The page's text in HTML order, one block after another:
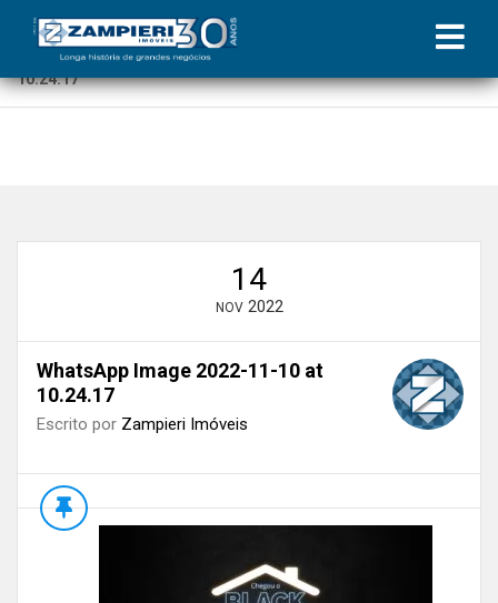
Início»Blog»Black November: Zampieri Imóveis inicia campanha
com ofertas exclusivas»WhatsApp Image 2022-11-10 at
10.24.17
14
NOV 2022
WhatsApp Image 2022-11-10 at
10.24.17
Escrito por Zampieri Imóveis